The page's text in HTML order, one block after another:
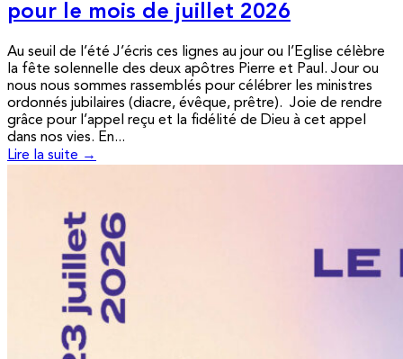
pour le mois de juillet 2026
Au seuil de l’été J’écris ces lignes au jour ou l’Eglise célèbre
la fête solennelle des deux apôtres Pierre et Paul. Jour ou
nous nous sommes rassemblés pour célébrer les ministres
ordonnés jubilaires (diacre, évêque, prêtre). Joie de rendre
grâce pour l’appel reçu et la fidélité de Dieu à cet appel
dans nos vies. En...
Lire la suite →